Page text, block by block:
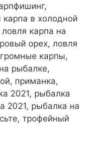
в холодной
карпа на
орех, ловля
карпы,
рыбалке,
приманка,
2021, рыбалка
2021, рыбалка на
трофейный